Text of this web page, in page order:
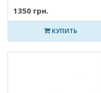
1350 грн.
КУПИТЬ